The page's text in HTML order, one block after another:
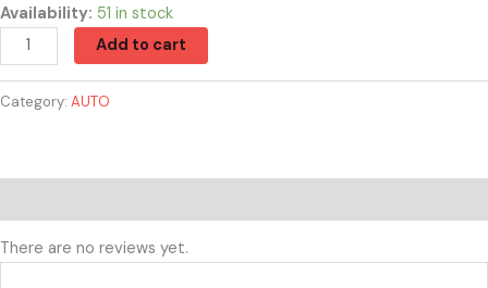
Availability: 51 in stock
Add to cart
Category: AUTO
There are no reviews yet.